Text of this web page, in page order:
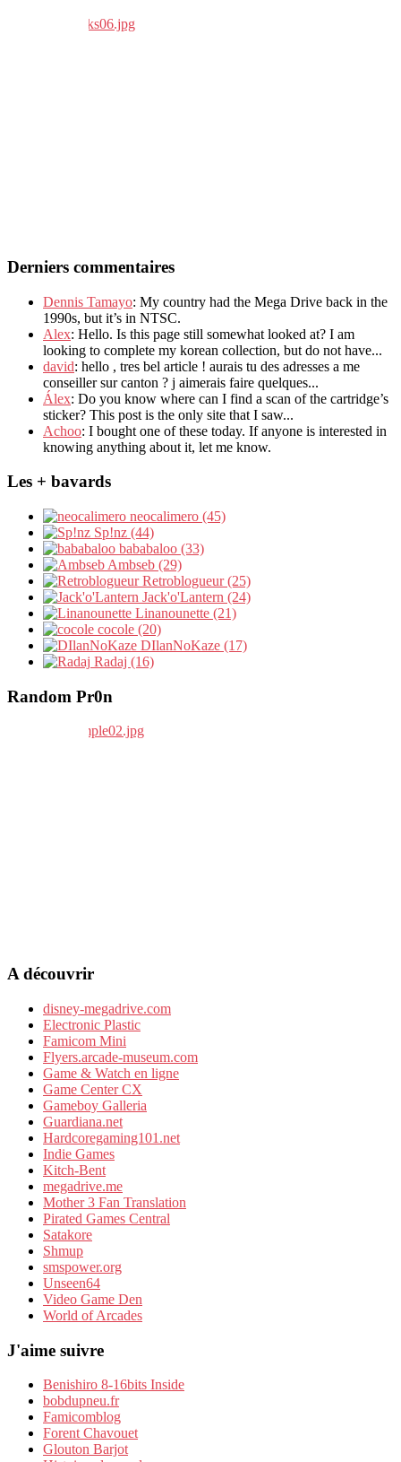
Derniers commentaires
Dennis Tamayo: My country had the Mega Drive back in the
1990s, but it’s in NTSC.
Alex: Hello. Is this page still somewhat looked at? I am
looking to complete my korean collection, but do not have...
david: hello , tres bel article ! aurais tu des adresses a me
conseiller sur canton ? j aimerais faire quelques...
Álex: Do you know where can I find a scan of the cartridge’s
sticker? This post is the only site that I saw...
Achoo: I bought one of these today. If anyone is interested in
knowing anything about it, let me know.
Les + bavards
neocalimero (45)
Sp!nz (44)
bababaloo (33)
Ambseb (29)
Retroblogueur (25)
Jack'o'Lantern (24)
Linanounette (21)
cocole (20)
DIlanNoKaze (17)
Radaj (16)
Random Pr0n
A découvrir
disney-megadrive.com
Electronic Plastic
Famicom Mini
Flyers.arcade-museum.com
Game & Watch en ligne
Game Center CX
Gameboy Galleria
Guardiana.net
Hardcoregaming101.net
Indie Games
Kitch-Bent
megadrive.me
Mother 3 Fan Translation
Pirated Games Central
Satakore
Shmup
smspower.org
Unseen64
Video Game Den
World of Arcades
J'aime suivre
Benishiro 8-16bits Inside
bobdupneu.fr
Famicomblog
Forent Chavouet
Glouton Barjot